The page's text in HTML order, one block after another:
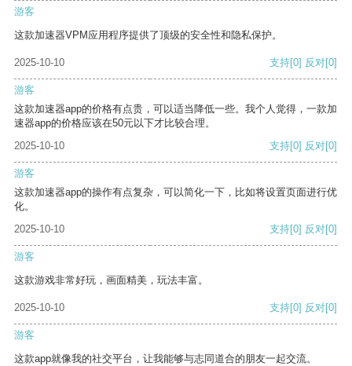
游客
这款加速器VPM应用程序提供了顶级的安全性和隐私保护。
2025-10-10 支持[0] 反对[0]
游客
这款加速器app的价格有点贵，可以适当降低一些。我个人觉得，一款加
速器app的价格应该在50元以下才比较合理。
2025-10-10
支持[0] 反对[0]
游客
这款加速器app的操作有点复杂，可以简化一下，比如将设置页面进行优
化。
2025-10-10
支持[0] 反对[0]
游客
这款游戏非常好玩，画面精美，玩法丰富。
2025-10-10 支持[0] 反对[0]
游客
这款app就像我的社交平台，让我能够与志同道合的朋友一起交流。